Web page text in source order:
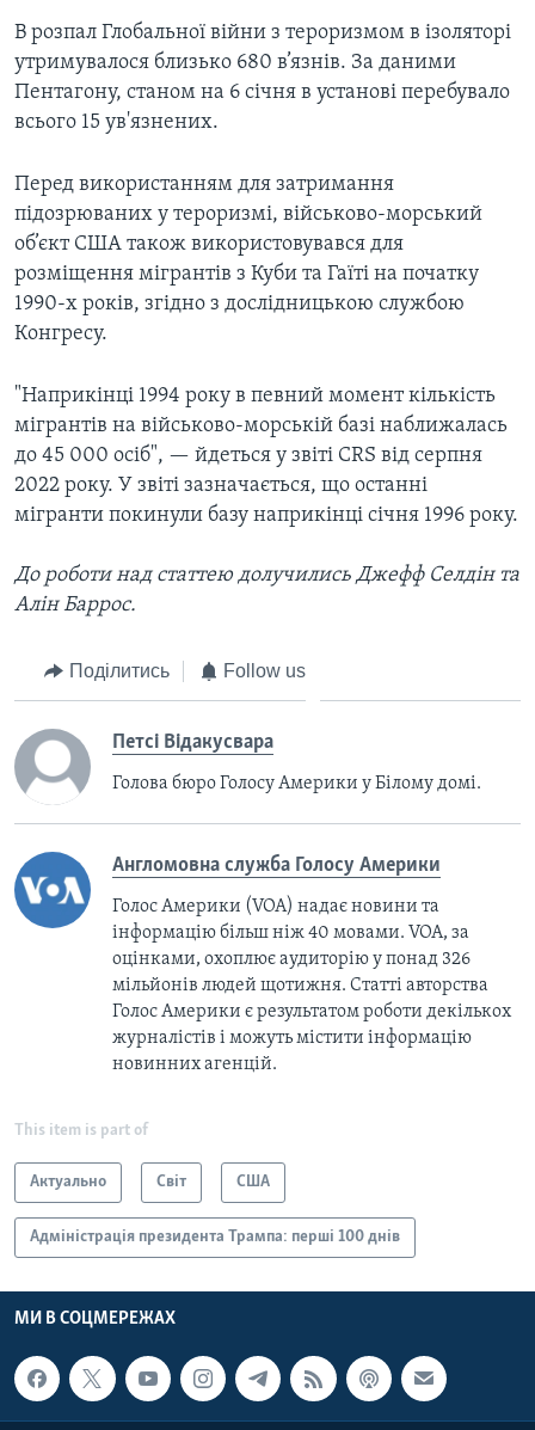
В розпал Глобальної війни з тероризмом в ізоляторі
утримувалося близько 680 в’язнів. За даними
Пентагону, станом на 6 січня в установі перебувало
всього 15 ув'язнених.
Перед використанням для затримання
підозрюваних у тероризмі, військово-морський
об’єкт США також використовувався для
розміщення мігрантів з Куби та Гаїті на початку
1990-х років, згідно з дослідницькою службою
Конгресу.
"Наприкінці 1994 року в певний момент кількість
мігрантів на військово-морській базі наближалась
до 45 000 осіб", — йдеться у звіті CRS від серпня
2022 року. У звіті зазначається, що останні
мігранти покинули базу наприкінці січня 1996 року.
До роботи над статтею долучились Джефф Селдін та
Алін Баррос.
Поділитись Follow us
Петсі Відакусвара
Голова бюро Голосу Америки у Білому домі.
Англомовна служба Голосу Америки
Голос Америки (VOA) надає новини та
інформацію більш ніж 40 мовами. VOA, за
оцінками, охоплює аудиторію у понад 326
мільйонів людей щотижня. Статті авторства
Голос Америки є результатом роботи декількох
журналістів і можуть містити інформацію
новинних агенцій.
This item is part of
Актуально Світ США
Адміністрація президента Трампа: перші 100 днів
МИ В СОЦМЕРЕЖАХ